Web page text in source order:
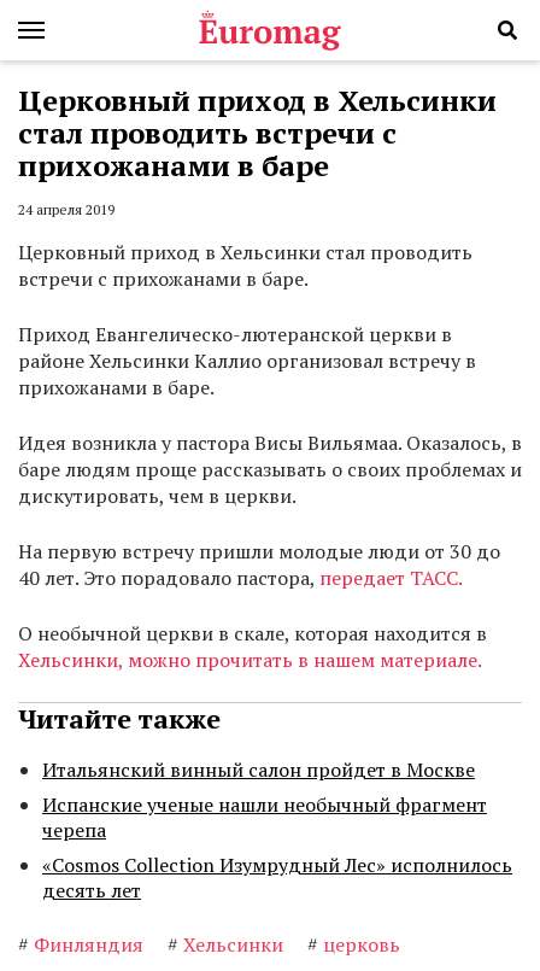
Церковный приход в Хельсинки
стал проводить встречи с
прихожанами в баре
24 апреля 2019
Церковный приход в Хельсинки стал проводить
встречи с прихожанами в баре.
Приход Евангелическо-лютеранской церкви в
районе Хельсинки Каллио организовал встречу в
прихожанами в баре.
Идея возникла у пастора Висы Вильямаа. Оказалось, в
баре людям проще рассказывать о своих проблемах и
дискутировать, чем в церкви.
На первую встречу пришли молодые люди от 30 до
40 лет. Это порадовало пастора, передает ТАСС.
О необычной церкви в скале, которая находится в
Хельсинки, можно прочитать в нашем материале.
Читайте также
Итальянский винный салон пройдет в Москве
Испанские ученые нашли необычный фрагмент
черепа
«Cosmos Collection Изумрудный Лес» исполнилось
десять лет
# Финляндия # Хельсинки # церковь